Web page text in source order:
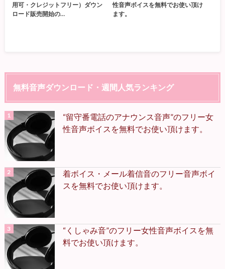
用可・クレジットフリー）ダウン
ロード販売開始の…
性音声ボイスを無料でお使い頂け
ます。
無料音声ダウンロード・週間人気ランキング
“留守番電話のアナウンス音声”のフリー女
性音声ボイスを無料でお使い頂けます。
着ボイス・メール着信音のフリー音声ボイ
スを無料でお使い頂けます。
“くしゃみ音”のフリー女性音声ボイスを無
料でお使い頂けます。